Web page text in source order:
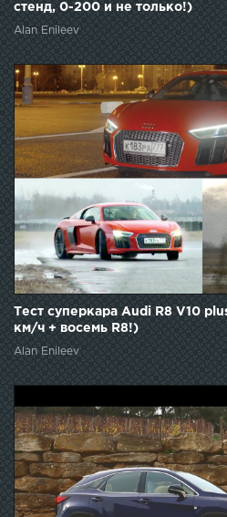
стенд, 0-200 и не только!)
Alan Enileev
Тест суперкара Audi R8 V10
км/ч + восемь R8!)
Alan Enileev